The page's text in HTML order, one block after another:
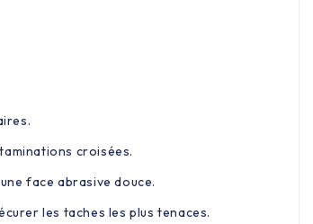
croisées.
face abrasive douce.
les taches les plus tenaces.